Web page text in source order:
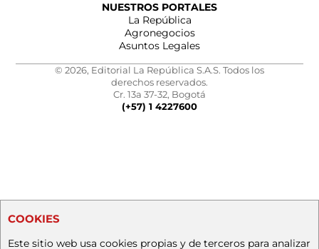
NUESTROS PORTALES
La República
Agronegocios
Asuntos Legales
© 2026, Editorial La República S.A.S. Todos los
derechos reservados.
Cr. 13a 37-32, Bogotá
(+57) 1 4227600
COOKIES
Este sitio web usa cookies propias y de terceros para analizar